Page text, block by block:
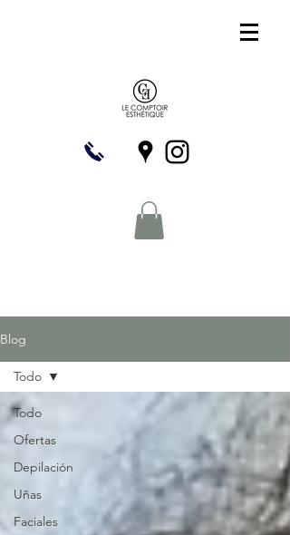
Blog
Todo
Ofertas
Depilación
Uñas
Faciales
Todo